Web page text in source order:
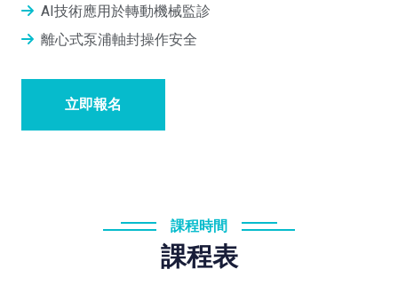
AI技術應用於轉動機械監診
離心式泵浦軸封操作安全
立即報名
課程時間
課程表